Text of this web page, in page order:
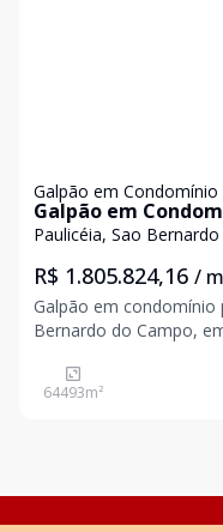
Galpão em Condomínio
Galpão em
São Bernardo do
Paulicéia, Sao
R$ 1.805.824,16 /
Galpão em condomínio
Bernardo do Campo,
64.493,72
64493m²